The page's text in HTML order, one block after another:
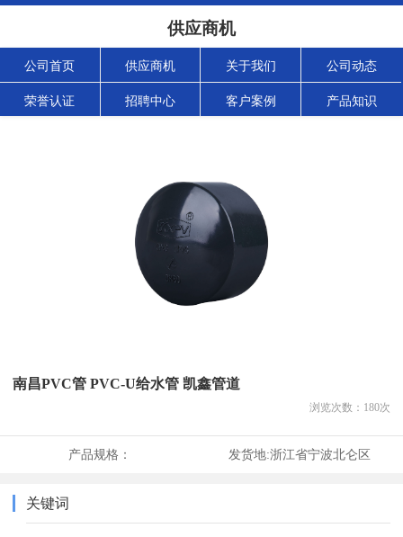
供应商机
公司首页 供应商机 关于我们 公司动态
荣誉认证 招聘中心 客户案例 产品知识
南昌PVC管 PVC-U给水管 凯鑫管道
浏览次数： 180次
产品规格： 发货地:浙江省宁波北仑区
关键词